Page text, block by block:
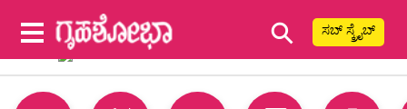
⚲ ಸಬ್ ಸ್ಕ್ರೈಬ್